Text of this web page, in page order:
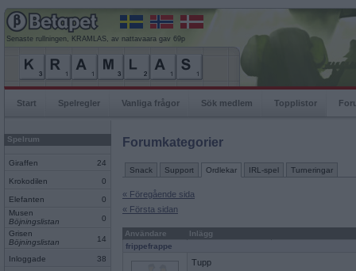
Senaste rullningen, KRAMLAS, av nattavaara gav 69p
Start Spelregler Vanliga frågor Sök medlem Topplistor
Spelrum
Giraffen 24
Krokodilen 0
Elefanten
0
Musen
Böjningslistan
0
Grisen
Böjningslistan
14
Inloggade 38
Forumkategorier
Snack Support Ordlekar IRL-spel Turneringar
« Föregående sida
« Första sidan
Användare
Inlägg
frippefrappe
Tupp